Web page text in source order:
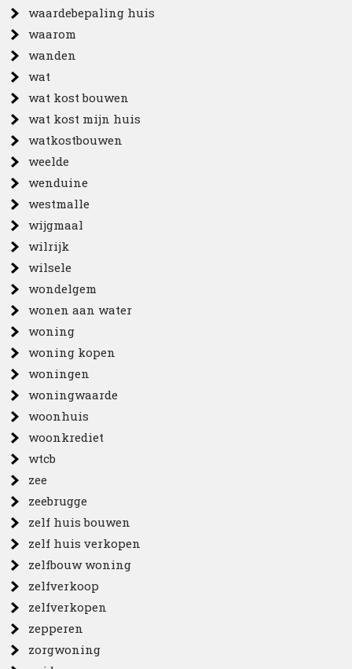
waardebepaling huis
waarom
wanden
wat
wat kost bouwen
wat kost mijn huis
watkostbouwen
weelde
wenduine
westmalle
wijgmaal
wilrijk
wilsele
wondelgem
wonen aan water
woning
woning kopen
woningen
woningwaarde
woonhuis
woonkrediet
wtcb
zee
zeebrugge
zelf huis bouwen
zelf huis verkopen
zelfbouw woning
zelfverkoop
zelfverkopen
zepperen
zorgwoning